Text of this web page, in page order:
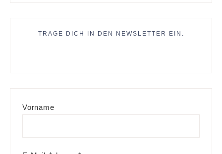
TRAGE DICH IN DEN NEWSLETTER EIN.
Vorname